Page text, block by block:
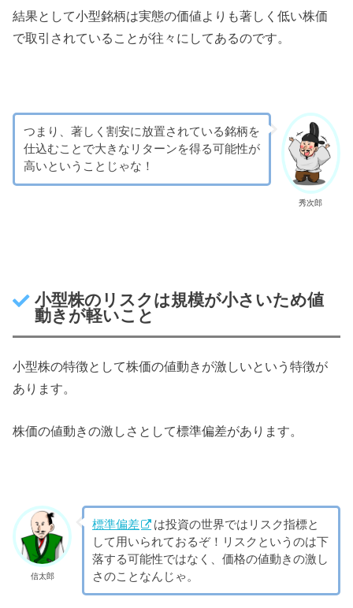
結果として小型銘柄は実態の価値よりも著しく低い株価
で取引されていることが往々にしてあるのです。
秀次郎
つまり、著しく割安に放置されている銘柄を
仕込むことで大きなリターンを得る可能性が
高いということじゃな！
小型株のリスクは規模が小さいため値
動きが軽いこと
小型株の特徴として株価の値動きが激しいという特徴が
あります。
株価の値動きの激しさとして標準偏差があります。
信太郎
標準偏差
は投資の世界ではリスク指標と
して用いられておるぞ！リスクというのは下
落する可能性ではなく、価格の値動きの激し
さのことなんじゃ。